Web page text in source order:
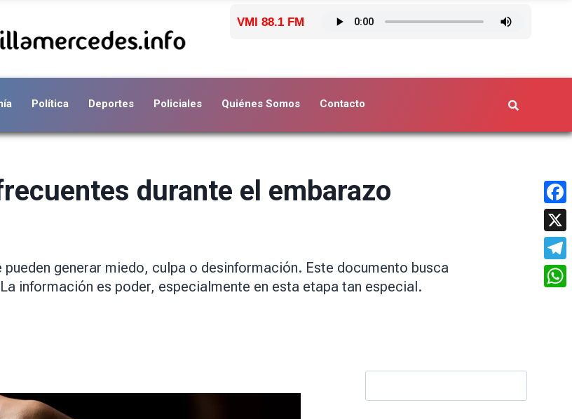
VMI 88.1 FM
Política Deportes Policiales Quiénes Somos Contacto
durante el embarazo
generar miedo, culpa o desinformación. Este documento busca
información es poder, especialmente en esta etapa tan especial.
X